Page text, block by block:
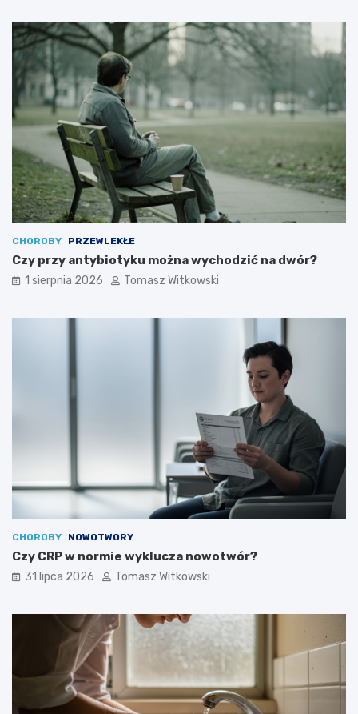
CHOROBY PRZEWLEKŁE
Czy przy antybiotyku można wychodzić na dwór?
1 sierpnia 2026 Tomasz Witkowski
CHOROBY NOWOTWORY
Czy CRP w normie wyklucza nowotwór?
31 lipca 2026 Tomasz Witkowski